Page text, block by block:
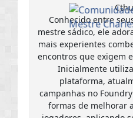
Conhecido entre
mestre sádico, ele
mais experientes
encontros que exigem
Inicialmente
plataforma,
campanhas no
formas de melhorar